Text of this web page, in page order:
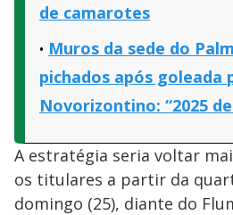
de camarotes
Muros da sede do
pichados após goleada
Novorizontino: “2025
A estratégia seria voltar
os titulares a partir da
domingo (25), diante do